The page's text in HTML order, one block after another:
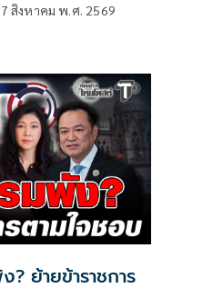
สิงหาคม พ.ศ. 2569
? ย้ายข้าราชการ